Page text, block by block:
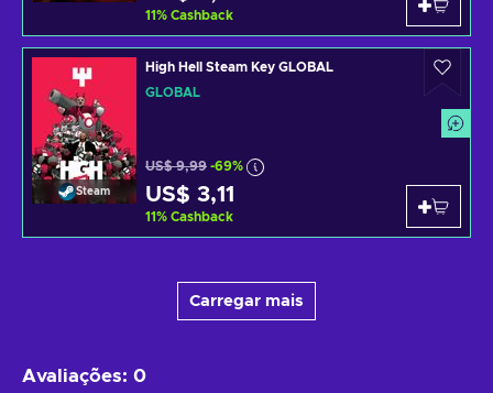
11% Cashback
Steam
High Hell Steam Key GLOBAL
GLOBAL
US$ 9,99 -69%
US$ 3,11
11% Cashback
Carregar mais
Avaliações: 0